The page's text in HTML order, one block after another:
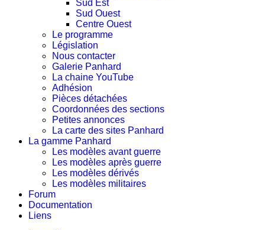
Sud Est
Sud Ouest
Centre Ouest
Le programme
Législation
Nous contacter
Galerie Panhard
La chaine YouTube
Adhésion
Pièces détachées
Coordonnées des sections
Petites annonces
La carte des sites Panhard
La gamme Panhard
Les modèles avant guerre
Les modèles après guerre
Les modèles dérivés
Les modèles militaires
Forum
Documentation
Liens